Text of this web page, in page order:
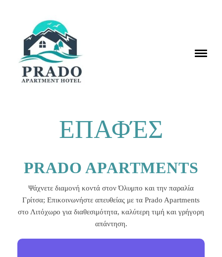
ΕΠΑΦΈΣ
PRADO APARTMENTS
Ψάχνετε διαμονή κοντά στον Όλυμπο και την παραλία
Γρίτσα; Επικοινωνήστε απευθείας με τα Prado Apartments
στο Λιτόχωρο για διαθεσιμότητα, καλύτερη τιμή και γρήγορη
απάντηση.